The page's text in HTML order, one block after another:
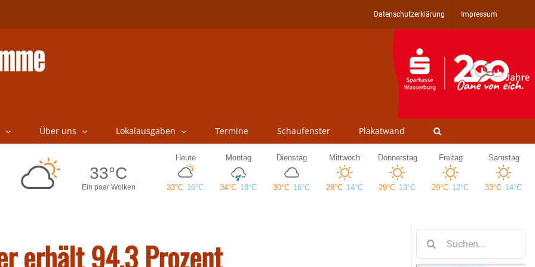
Datenschutzerklärung Impressum
Über uns Lokalausgaben Termine Schaufenster Plakatwand
erhält 94,3 Prozent
nach: